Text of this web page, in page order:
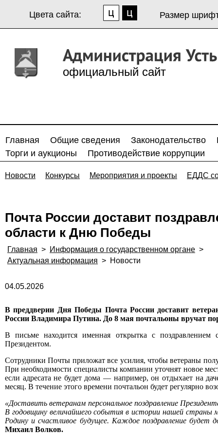
Цвета сайта: Размер
официальный сайт
Главная Общие сведения Законодательство
Торги и аукционы
Противодействие коррупции
Новости Конкурсы Мероприятия и проекты ЕДДС
Почта России доставит
области к Дню Победы
Главная > Информация о государственном органе >
Актуальная информация > Новости
04.05.2026
В преддверии Дня Победы Почта России доставит
России Владимира Путина. До 8 мая почтальоны вручат
В письме находится именная открытка с
Президентом.
Сотрудники Почты приложат все усилия, чтобы ветераны
При необходимости специалисты компании уточнят новое
если адресата не будет дома — например, он отдыхает на
месяц. В течение этого времени почтальон будет регулярно
«Доставить ветеранам персональное поздравление
В годовщину величайшего события в истории нашей страны
Родину и счастливое будущее. Каждое поздравление будет
Михаил Волков.